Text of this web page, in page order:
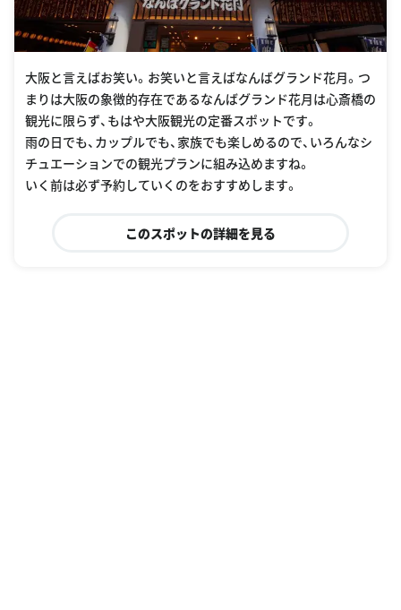
大阪と言えばお笑い。お笑いと言えばなんばグランド花月。つ
まりは大阪の象徴的存在であるなんばグランド花月は心斎橋の
観光に限らず、もはや大阪観光の定番スポットです。
雨の日でも、カップルでも、家族でも楽しめるので、いろんなシ
チュエーションでの観光プランに組み込めますね。
いく前は必ず予約していくのをおすすめします。
このスポットの詳細を見る